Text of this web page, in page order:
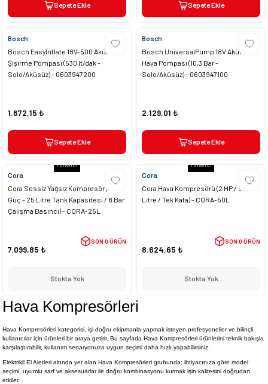
Sepete Ekle Sepete Ekle
Bosch
Bosch EasyInflate 18V-500 Akülü
Şişirme Pompası (530 lt/dak -
Solo/Aküsüz) - 0603947200
1.672,15 ₺
Sepete Ekle
Bosch
Bosch UniversalPump 18V Akülü
Hava Pompası (10,3 Bar -
Solo/Aküsüz) - 0603947100
2.129,01 ₺
Sepete Ekle
Tükendi
Cora
Cora Sessiz Yağsız Kompresör (2 HP
Güç - 25 Litre Tank Kapasitesi / 8 Bar
Çalışma Basıncı) - CORA-25L
7.099,85 ₺
SON 0 ÜRÜN
Stokta Yok
Tükendi
Cora
Cora Hava Kompresörü (2 HP / 50
Litre / Tek Kafa) - CORA-50L
8.624,65 ₺
SON 0 ÜRÜN
Stokta Yok
Hava Kompresörleri
Hava Kompresörleri kategorisi, işi doğru ekipmanla yapmak isteyen profesyoneller ve bilinçli
kullanıcılar için ürünleri bir araya getirir. Bu sayfada Hava Kompresörleri ürünlerini teknik bakışla
karşılaştırabilir, kullanım senaryonuza uygun seçimi daha hızlı yapabilirsiniz.
Elektrikli El Aletleri altında yer alan Hava Kompresörleri grubunda; ihtiyacınıza göre model
seçimi, uyumlu sarf ve aksesuarlar ile doğru kombinasyonu kurmak işin kalitesini doğrudan
etkiler.